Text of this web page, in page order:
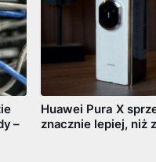
–
Huawei Pura X
znacznie lepiej, niż